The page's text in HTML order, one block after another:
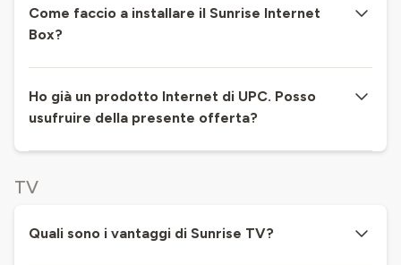
Come faccio a installare il Sunrise Internet
Box?
Ho già un prodotto Internet di UPC. Posso
usufruire della presente offerta?
TV
Quali sono i vantaggi di Sunrise TV?